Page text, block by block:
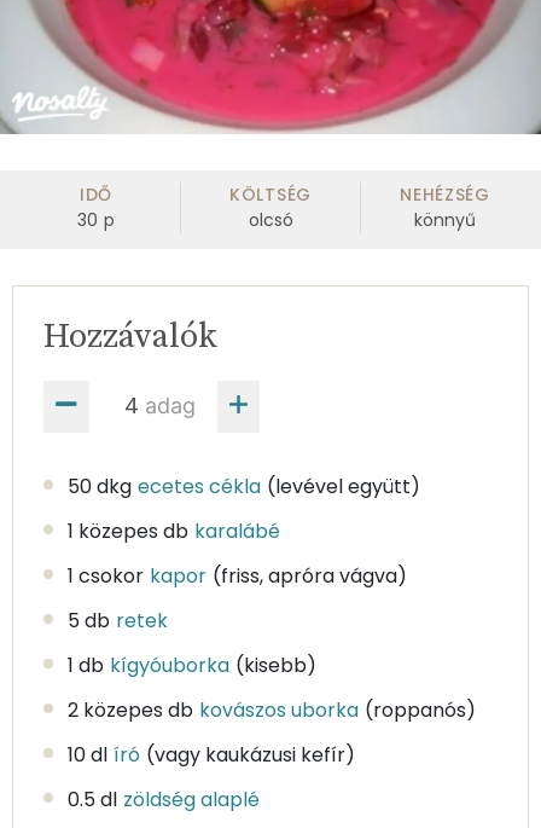
IDŐ
30 p
KÖLTSÉG
olcsó
NEHÉZSÉG
könnyű
adag
Hozzávalók
50 dkg ecetes cékla (levével együtt)
1 közepes db karalábé
1 csokor kapor (friss, apróra vágva)
5 db retek
1 db kígyóuborka (kisebb)
2 közepes db kovászos uborka (roppanós)
10 dl író (vagy kaukázusi kefír)
0.5 dl zöldség alaplé